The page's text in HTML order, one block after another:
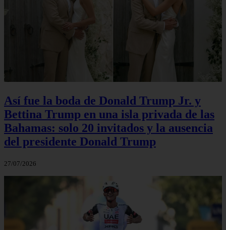
Así fue la boda de Donald Trump Jr. y
Bettina Trump en una isla privada de las
Bahamas: solo 20 invitados y la ausencia
del presidente Donald Trump
27/07/2026